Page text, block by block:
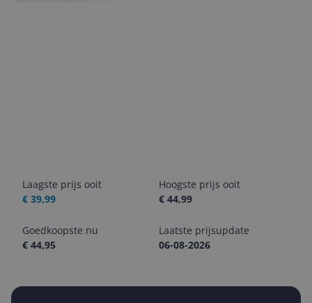
Laagste prijs ooit
€ 39,99
Hoogste prijs ooit
€ 44,99
Goedkoopste nu
€ 44,95
Laatste prijsupdate
06-08-2026